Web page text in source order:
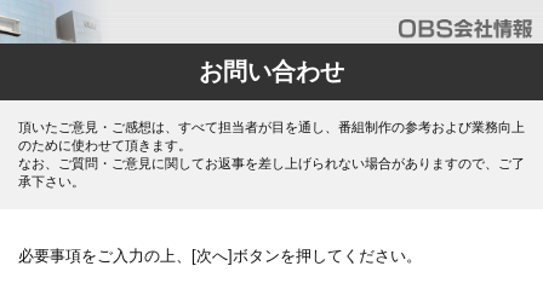
お問い合わせ
頂いたご意見・ご感想は、すべて担当者が目を通し、番組制作の参考および業務向上
のために使わせて頂きます。
なお、ご質問・ご意見に関してお返事を差し上げられない場合がありますので、ご了
承下さい。
必要事項をご入力の上、[次へ]ボタンを押してください。